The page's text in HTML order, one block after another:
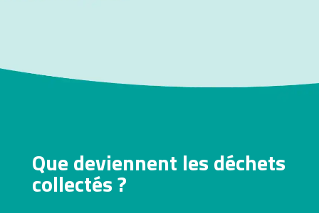
Que deviennent les déchets
collectés ?